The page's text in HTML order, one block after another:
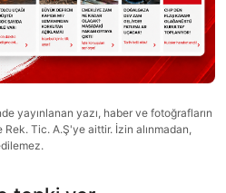
yayınlanan yazı, haber ve fotoğrafların
Tic. A.Ş'ye aittir. İzin alınmadan,